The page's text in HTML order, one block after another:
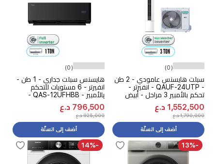
(0)
سبلت هايسنس عامودي - 2 طن
- QAUF-24UTP - انفيرتر -
تحكم بالأمبير 3 مراحل - أبيض
1,552,500 د.ع
1,790,000 د.ع
أضف إلى السلّة
(0)
هايسنس سبلت جداري - 1 طن -
انفيرتر - 6 مستويات للتحكم
بالأمبير - QAS-12UFHBB -
أسود - اصدار 2026
796,500 د.ع
925,000 د.ع
أضف إلى السلّة
-13%
-14%